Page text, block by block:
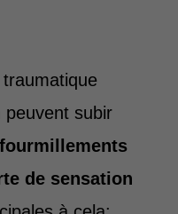
peuvent subir
de sensation